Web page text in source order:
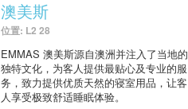
澳美斯
位置: L2 28
EMMAS 澳美斯源自澳洲并注入了当地的
独特文化，为客人提供最贴心及专业的服
务，致力提供优质天然的寝室用品，让客
人享受极致舒适睡眠体验。